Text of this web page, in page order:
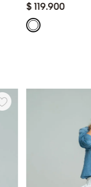
$ 119.900